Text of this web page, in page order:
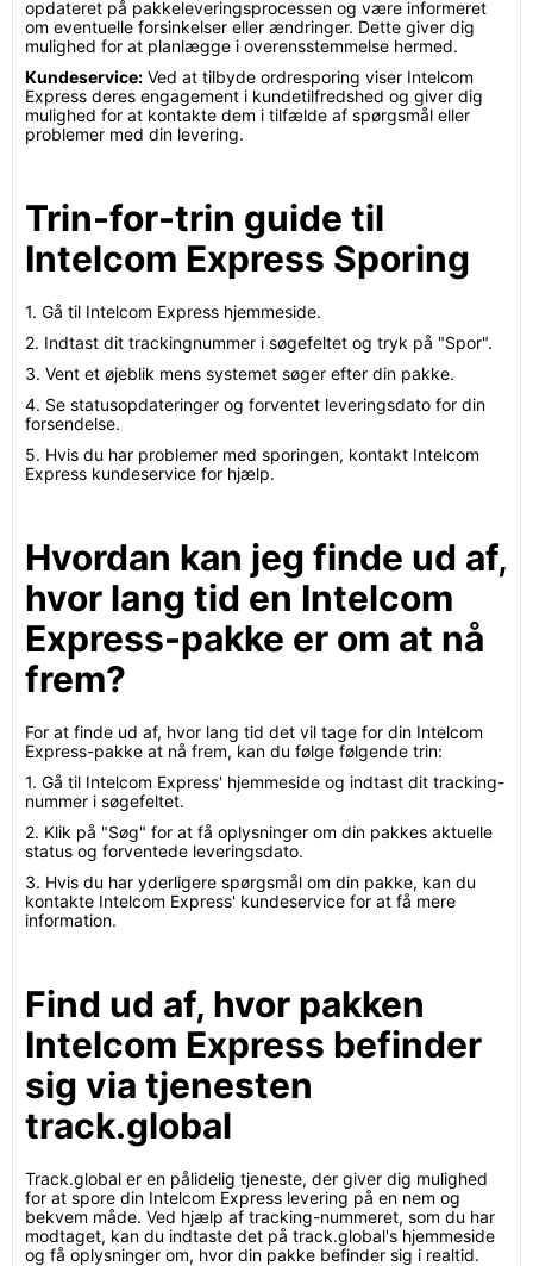
opdateret på pakkeleveringsprocessen og være informeret
om eventuelle forsinkelser eller ændringer. Dette giver dig
mulighed for at planlægge i overensstemmelse hermed.
Kundeservice: Ved at tilbyde ordresporing viser Intelcom
Express deres engagement i kundetilfredshed og giver dig
mulighed for at kontakte dem i tilfælde af spørgsmål eller
problemer med din levering.
Trin-for-trin guide til
Intelcom Express Sporing
1. Gå til Intelcom Express hjemmeside.
2. Indtast dit trackingnummer i søgefeltet og tryk på "Spor".
3. Vent et øjeblik mens systemet søger efter din pakke.
4. Se statusopdateringer og forventet leveringsdato for din
forsendelse.
5. Hvis du har problemer med sporingen, kontakt Intelcom
Express kundeservice for hjælp.
Hvordan kan jeg finde ud af,
hvor lang tid en Intelcom
Express-pakke er om at nå
frem?
For at finde ud af, hvor lang tid det vil tage for din Intelcom
Express-pakke at nå frem, kan du følge følgende trin:
1. Gå til Intelcom Express' hjemmeside og indtast dit tracking-
nummer i søgefeltet.
2. Klik på "Søg" for at få oplysninger om din pakkes aktuelle
status og forventede leveringsdato.
3. Hvis du har yderligere spørgsmål om din pakke, kan du
kontakte Intelcom Express' kundeservice for at få mere
information.
Find ud af, hvor pakken
Intelcom Express befinder
sig via tjenesten
track.global
Track.global er en pålidelig tjeneste, der giver dig mulighed
for at spore din Intelcom Express levering på en nem og
bekvem måde. Ved hjælp af tracking-nummeret, som du har
modtaget, kan du indtaste det på track.global's hjemmeside
og få oplysninger om, hvor din pakke befinder sig i realtid.